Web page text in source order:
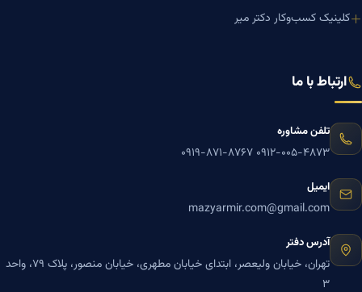
کلینیک کسب‌وکار دکتر میر
ارتباط با ما
تلفن مشاوره
۰۹۱۲-۰۰۵-۴۸۷۳ ۰۹۱۹-۸۷۱-۸۷۶۷
ایمیل
mazyarmir.com@gmail.com
آدرس دفتر
تهران، خیابان ولیعصر، ابتدای خیابان مطهری، خیابان منصور، پلاک ۷۹، واحد
۳